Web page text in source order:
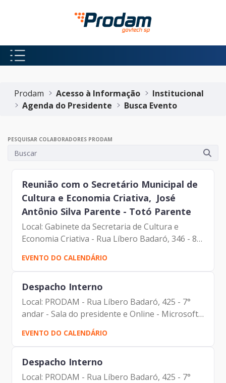
Pular para o Conteúdo principal
Prodam
Acesso à Informação
Institucional
Agenda do Presidente
Busca Evento
PESQUISAR COLABORADORES PRODAM
Reunião com o Secretário Municipal de
Cultura e Economia Criativa, José
Antônio Silva Parente - Totó Parente
Local: Gabinete da Secretaria de Cultura e
Economia Criativa - Rua Líbero Badaró, 346 - 8º
andar Pauta: Reunião de Alinhamento -
Francisco Forbes - Presidente | Prodam-SP -
Totó Parente -...
EVENTO DO CALENDÁRIO
Despacho Interno
Local: PRODAM - Rua Líbero Badaró, 425 - 7°
andar - Sala do presidente e Online - Microsoft
Teams (híbrida) Pauta: Reunião de
Alinhamento Participantes: - Francisco Forbes
– Presidente |...
EVENTO DO CALENDÁRIO
Despacho Interno
Local: PRODAM - Rua Líbero Badaró, 425 - 7°